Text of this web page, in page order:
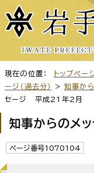
現在の位置： トップペー
ージ（過去分）
>知事か
セージ 平成21年2月
知事からのメ
ページ番号1070104